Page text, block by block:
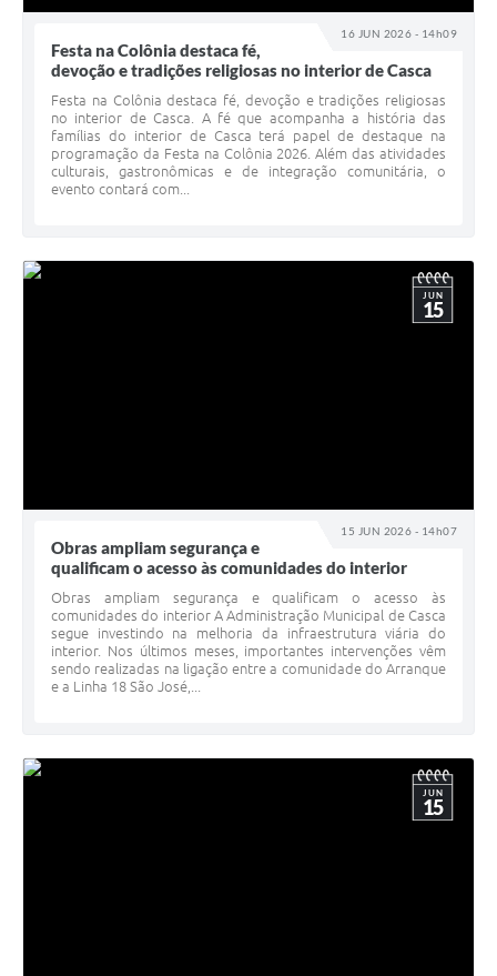
16 JUN 2026 - 14h09
Festa na Colônia destaca fé,
devoção e tradições religiosas no interior de Casca
Festa na Colônia destaca fé, devoção e tradições religiosas
no interior de Casca. A fé que acompanha a história das
famílias do interior de Casca terá papel de destaque na
programação da Festa na Colônia 2026. Além das atividades
culturais, gastronômicas e de integração comunitária, o
evento contará com...
15 JUN 2026 - 14h07
JUN
15
Obras ampliam segurança e
qualificam o acesso às comunidades do interior
Obras ampliam segurança e qualificam o acesso às
comunidades do interior A Administração Municipal de Casca
segue investindo na melhoria da infraestrutura viária do
interior. Nos últimos meses, importantes intervenções vêm
sendo realizadas na ligação entre a comunidade do Arranque
e a Linha 18 São José,...
JUN
15